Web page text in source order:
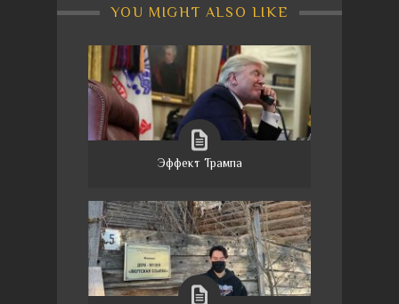
YOU MIGHT ALSO LIKE
Эффект Трампа